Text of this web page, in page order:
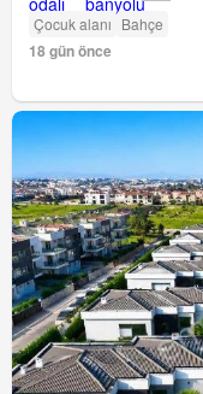
Çocuk alanı Bahçe
18 gün önce